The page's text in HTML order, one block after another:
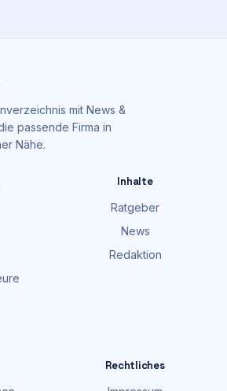
mit News &
passende Firma in
Nähe.
Inhalte
Ratgeber
News
Redaktion
Rechtliches